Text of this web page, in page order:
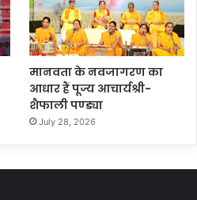
मानवता के नवजागरण का
आधार हैं पूज्य आचार्यश्री-
शैफाली पण्ड्या
July 28, 2026